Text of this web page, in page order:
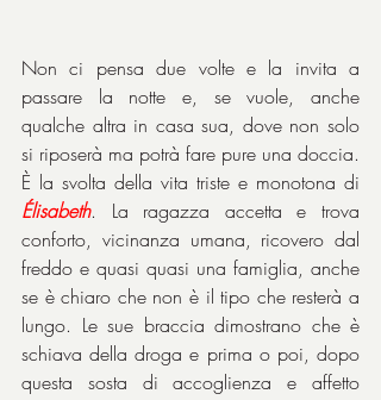
Non ci pensa due volte e la invita a
passare la notte e, se vuole, anche
qualche altra in casa sua, dove non solo
si riposerà ma potrà fare pure una doccia.
Élisabeth. La ragazza accetta e trova
conforto, vicinanza umana, ricovero dal
freddo e quasi quasi una famiglia, anche
se è chiaro che non è il tipo che resterà a
lungo. Le sue braccia dimostrano che è
schiava della droga e prima o poi, dopo
questa sosta di accoglienza e affetto